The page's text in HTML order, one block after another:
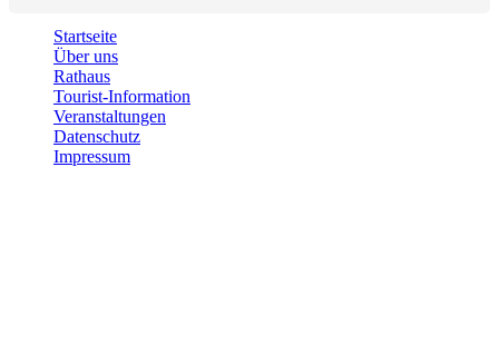
Startseite
Über uns
Rathaus
Tourist-Information
Veranstaltungen
Datenschutz
Impressum